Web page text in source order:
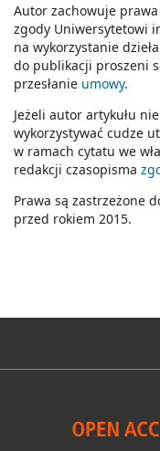
Autor zachowuje
zgody Uniwersytetowi
na wykorzystanie
do publikacji proszeni
przesłanie umowy.
Jeżeli autor artykułu
wykorzystywać cudze
w ramach cytatu we
redakcji czasopisma
Prawa są zastrzeżone
przed rokiem 2015.